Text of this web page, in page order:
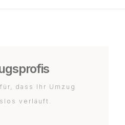
dass Ihr Umzug
verläuft.